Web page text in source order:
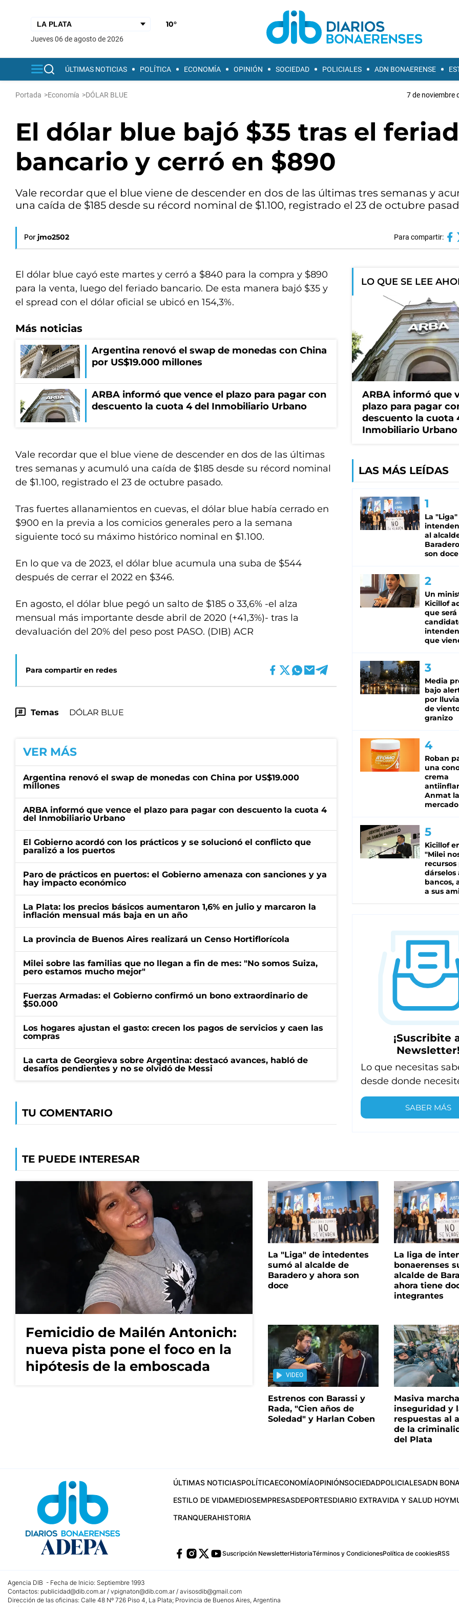
10°
jueves 06 de agosto de 2026
ÚLTIMAS NOTICIAS POLÍTICA ECONOMÍA OPINIÓN SOCIEDAD POLICIALES ADN BONAERENSE
Portada >Economía >DÓLAR BLUE 7 de noviembre
El dólar blue bajó $35 tras el
bancario y cerró en $890
Vale recordar que el blue viene de descender en dos de las últimas tres semanas y
una caída de $185 desde su récord nominal de $1.100, registrado el 23 de octubre
Por jmo2502 Para compartir:
El dólar blue cayó este martes y cerró a $840 para la compra y $890
para la venta, luego del feriado bancario. De esta manera bajó $35 y
el spread con el dólar oficial se ubicó en 154,3%.
Más noticias
Argentina renovó el swap de monedas con China
por US$19.000 millones
ARBA informó que vence el plazo para pagar con
descuento la cuota 4 del Inmobiliario Urbano
Vale recordar que el blue viene de descender en dos de las últimas
tres semanas y acumuló una caída de $185 desde su récord nominal
de $1.100, registrado el 23 de octubre pasado.
Tras fuertes allanamientos en cuevas, el dólar blue había cerrado en
$900 en la previa a los comicios generales pero a la semana
siguiente tocó su máximo histórico nominal en $1.100.
En lo que va de 2023, el dólar blue acumula una suba de $544
después de cerrar el 2022 en $346.
En agosto, el dólar blue pegó un salto de $185 o 33,6% -el alza
mensual más importante desde abril de 2020 (+41,3%)- tras la
devaluación del 20% del peso post PASO. (DIB) ACR
Para compartir en redes
Temas DÓLAR BLUE
VER MÁS
Argentina renovó el swap de monedas con China por US$19.000
millones
ARBA informó que vence el plazo para pagar con descuento la cuota 4
del Inmobiliario Urbano
El Gobierno acordó con los prácticos y se solucionó el conflicto que
paralizó a los puertos
Paro de prácticos en puertos: el Gobierno amenaza con sanciones y ya
hay impacto económico
La Plata: los precios básicos aumentaron 1,6% en julio y marcaron la
inflación mensual más baja en un año
La provincia de Buenos Aires realizará un Censo Hortiflorícola
Milei sobre las familias que no llegan a fin de mes: "No somos Suiza,
pero estamos mucho mejor"
Fuerzas Armadas: el Gobierno confirmó un bono extraordinario de
$50.000
Los hogares ajustan el gasto: crecen los pagos de servicios y caen las
compras
La carta de Georgieva sobre Argentina: destacó avances, habló de
desafíos pendientes y no se olvidó de Messi
TU COMENTARIO
LO QUE SE LEE
ARBA informó que
plazo para pagar
descuento la cuota
Inmobiliario Urbano
LAS MÁS LEÍDAS
La
al
son doce
Un
Kicillof
que será
que
Media
bajo
por
de
granizo
Roban
una
crema
Anmat
mercado
Kicillof
"Milei
recursos
dárselos
bancos,
a sus
¡Suscribite
Newsletter!
Lo que necesitas
desde donde
SABER MÁS
Femicidio de Mailén Antonich:
nueva pista pone el foco en la
La "Liga" de intedentes
sumó al alcalde de
Baradero y ahora son
La liga de
bonaerenses
alcalde de
ahora tiene
Estrenos con Barassi y
Rada, "Cien años de
Masiva
inseguridad y
respuestas al
de la
ÚLTIMAS NOTICIASPOLÍTICAECONOMÍAOPINIÓNSOCIEDADPOLICIALES ADN
ESTILO DE VIDAMEDIOS
Agencia DIB - Fecha de Inicio: Septiembre 1993